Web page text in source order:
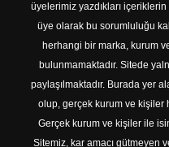
üyelerimiz yazdıkları
üye olarak bu sorumluluğu
herhangi bir marka, kurum
bulunmamaktadır. Sitede
paylaşılmaktadır. Burada yer
olup, gerçek kurum ve kişiler
Gerçek kurum ve kişiler ile
Sitemiz, kar amacı gütmeyen